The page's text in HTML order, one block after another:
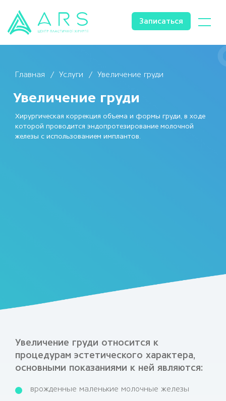
Записаться
Главная Услуги Увеличение груди
Увеличение груди
Хирургическая коррекция объема и формы груди, в ходе
которой проводится эндопротезирование молочной
железы с использованием имплантов.
Увеличение груди относится к
процедурам эстетического характера,
основными показаниями к ней являются:
врожденные маленькие молочные железы